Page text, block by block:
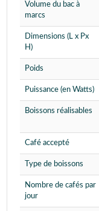
Volume du bac à
marcs
Dimensions (L x Px
H)
Poids
Puissance (en Watts)
Boissons réalisables
Café accepté
Type de boissons
Nombre de cafés par
jour